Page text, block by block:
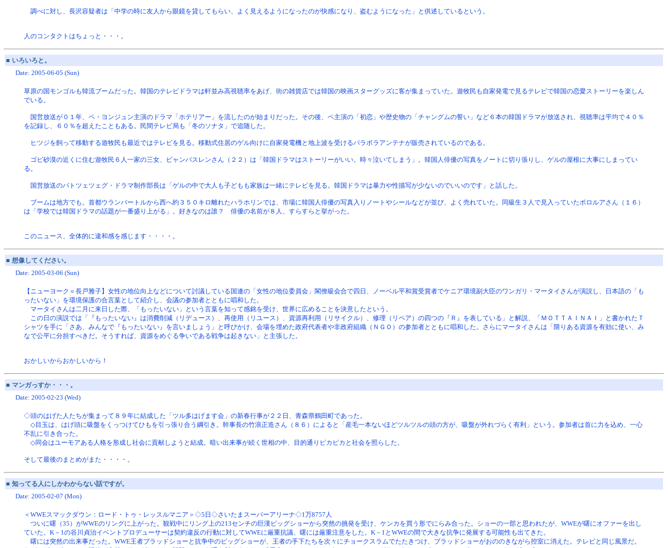
調べに対し、長沢容疑者は「中学の時に友人から眼鏡を貸してもらい、よく見えるようになったのが快感になり、盗むようになった」と供述しているという。
人のコンタクトはちょっと・・・。
■ いろいろと。
Date: 2005-06-05 (Sun)
草原の国モンゴルも韓流ブームだった。韓国のテレビドラマは軒並み高視聴率をあげ、街の雑貨店では韓国の映画スターグッズに客が集まっていた。遊牧民も自家発電で見るテレビで韓国の恋愛ストーリーを楽しん
でいる。
国営放送が０１年、ペ・ヨンジュン主演のドラマ「ホテリアー」を流したのが始まりだった。その後、ペ主演の「初恋」や歴史物の「チャングムの誓い」など６本の韓国ドラマが放送され、視聴率は平均で４０％
を記録し、６０％を超えたこともある。民間テレビ局も「冬のソナタ」で追随した。
ヒツジを飼って移動する遊牧民も最近ではテレビを見る。移動式住居のゲル向けに自家発電機と地上波を受けるパラボラアンテナが販売されているのである。
ゴビ砂漠の近くに住む遊牧民６人一家の三女、ビャンバスレンさん（２２）は「韓国ドラマはストーリーがいい。時々泣いてしまう」。韓国人俳優の写真をノートに切り張りし、ゲルの屋根に大事にしまってい
る。
国営放送のバトツェツェグ・ドラマ制作部長は「ゲルの中で大人も子どもも家族は一緒にテレビを見る。韓国ドラマは暴力や性描写が少ないのでいいのです」と話した。
ブームは地方でも。首都ウランバートルから西へ約３５０キロ離れたハラホリンでは、市場に韓国人俳優の写真入りノートやシールなどが並び、よく売れていた。同級生３人で見入っていたボロルアさん（１６）
は「学校では韓国ドラマの話題が一番盛り上がる」。好きなのは誰？ 俳優の名前が８人、すらすらと挙がった。
このニュース、全体的に違和感を感じます・・・・。
■ 想像してください。
Date: 2005-03-06 (Sun)
【ニューヨーク＝長戸雅子】女性の地位向上などについて討議している国連の「女性の地位委員会」閣僚級会合で四日、ノーベル平和賞受賞者でケニア環境副大臣のワンガリ・マータイさんが演説し、日本語の「も
ったいない」を環境保護の合言葉として紹介し、会議の参加者とともに唱和した。
マータイさんは二月に来日した際、「もったいない」という言葉を知って感銘を受け、世界に広めることを決意したという。
この日の演説では「『もったいない』は消費削減（リデュース）、再使用（リユース）、資源再利用（リサイクル）、修理（リペア）の四つの『Ｒ』を表している」と解説、「ＭＯＴＴＡＩＮＡＩ」と書かれたＴ
シャツを手に「さあ、みんなで『もったいない』を言いましょう」と呼びかけ、会場を埋めた政府代表者や非政府組織（ＮＧＯ）の参加者とともに唱和した。さらにマータイさんは「限りある資源を有効に使い、み
なで公平に分担すべきだ。そうすれば、資源をめぐる争いである戦争は起きない」と主張した。
おかしいからおかしいから！
■ マンガっすか・・・。
Date: 2005-02-23 (Wed)
◇頭のはげた人たちが集まって８９年に結成した「ツル多はげます会」の新春行事が２２日、青森県鶴田町であった。
◇目玉は、はげ頭に吸盤をくっつけてひもを引っ張り合う綱引き。幹事長の竹浪正造さん（８６）によると「産毛一本ないほどツルツルの頭の方が、吸盤が外れづらく有利」という。参加者は首に力を込め、一心
不乱に引き合った。
◇同会はユーモアある人格を形成し社会に貢献しようと結成。暗い出来事が続く世相の中、目的通りピカピカと社会を照らした。
そして最後のまとめがまた・・・・。
■ 知ってる人にしかわからない話ですが。
Date: 2005-02-07 (Mon)
＜WWEスマックダウン：ロード・トゥ・レッスルマニア＞◇5日◇さいたまスーパーアリーナ◇1万8757人
ついに曙（35）がWWEのリングに上がった。観戦中にリング上の213センチの巨漢ビッグショーから突然の挑発を受け、ケンカを買う形でにらみ合った。ショーの一部と思われたが、WWEが曙にオファーを出し
ていた。K－1の谷川貞治イベントプロデューサーは契約違反の行動に対してWWEに厳重抗議、曙には厳重注意をした。K－1とWWEの間で大きな抗争に発展する可能性も出てきた。
曙には突然の出来事だった。WWE王者ブラッドショーと抗争中のビッグショーが、王者の手下たちを次々にチョークスラムでたたきつけ、ブラッドショーがおののきながら控室に消えた。テレビと同じ風景だ。